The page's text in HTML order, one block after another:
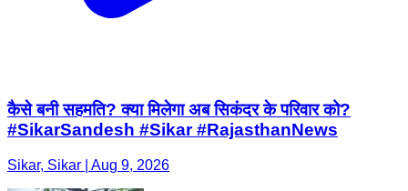
कैसे बनी सहमति? क्या मिलेगा अब सिकंदर के परिवार को?
#SikarSandesh #Sikar #RajasthanNews
Sikar, Sikar | Aug 9, 2026